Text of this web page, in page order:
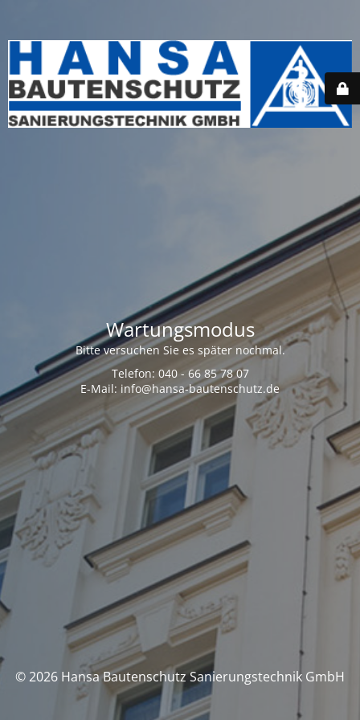
Wartungsmodus
Bitte versuchen Sie es später nochmal.
Telefon: 040 - 66 85 78 07
E-Mail: info@hansa-bautenschutz.de
© 2026 Hansa Bautenschutz Sanierungstechnik GmbH